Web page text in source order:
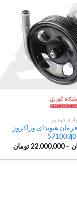
خودرو
هیوندای وراکروز
–
22,000,000 تومان